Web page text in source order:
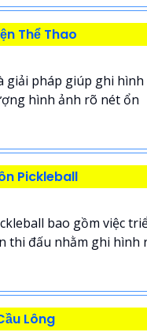
Thể Thao
giải pháp giúp ghi hình
hình ảnh rõ nét ổn
Pickleball
bao gồm việc
thi đấu nhằm ghi hình
Lông